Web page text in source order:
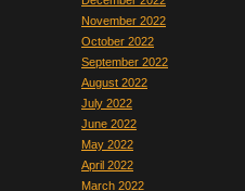
November 2022
October 2022
September 2022
August 2022
July 2022
June 2022
May 2022
April 2022
March 2022